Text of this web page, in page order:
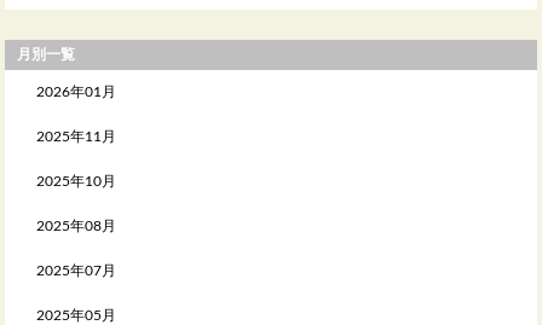
月別一覧
2026年01月
2025年11月
2025年10月
2025年08月
2025年07月
2025年05月